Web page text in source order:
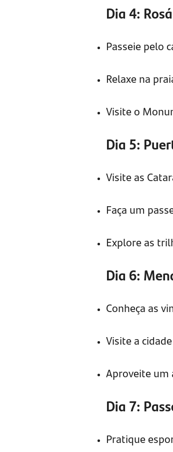
Dia 4:
Passeie pelo
Relaxe na
Visite o
Dia 5:
Visite as
Faça um
Explore as
Dia 6:
Conheça as
Visite a
Aproveite um
Dia 7:
Pratique